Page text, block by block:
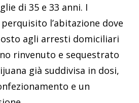
di 35 e 33 anni. I
l’abitazione dove
agli arresti domiciliari
rinvenuto e sequestrato
già suddivisa in dosi,
e un